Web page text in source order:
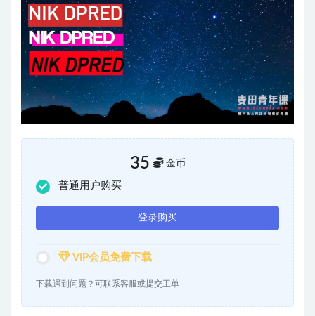
35 金币
普通用户购买
登录购买
VIP会员免费下载
下载遇到问题？可联系客服或提交工单